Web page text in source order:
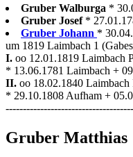
Gruber Walburga *
Gruber Josef *
Gruber Johann *
um 1819 Laimbach 1
I. oo 12.01.1819 Laimbach
* 13.06.1781 Laimbach +
II. oo 18.02.1840 Laimbach
* 29.10.1808 Aufham +
Gruber Matthias